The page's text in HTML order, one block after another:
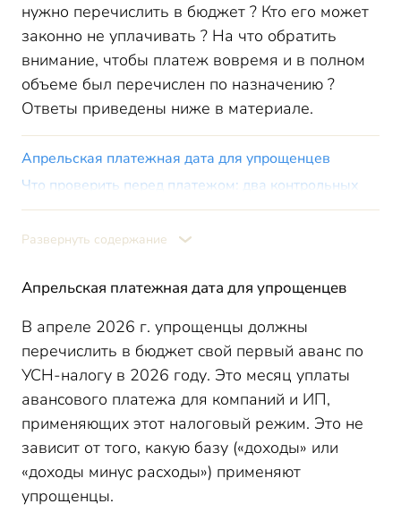
нужно перечислить в бюджет ? Кто его может
законно не уплачивать ? На что обратить
внимание, чтобы платеж вовремя и в полном
объеме был перечислен по назначению ?
Ответы приведены ниже в материале.
Апрельская платежная дата для упрощенцев
Что проверить перед платежом: два контрольных
Кому из упрощенцев не нужно платить аванс в
Итоги
Развернуть содержание
Апрельская платежная дата для упрощенцев
В апреле 2026 г. упрощенцы должны
перечислить в бюджет свой первый аванс по
УСН-налогу в 2026 году. Это месяц уплаты
авансового платежа для компаний и ИП,
применяющих этот налоговый режим. Это не
зависит от того, какую базу («доходы» или
«доходы минус расходы») применяют
упрощенцы.